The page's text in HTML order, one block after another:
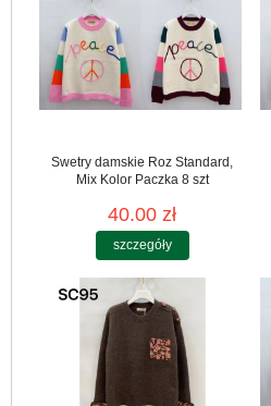
Swetry damskie Roz Standard,
Mix Kolor Paczka 8 szt
40.00 zł
szczegóły